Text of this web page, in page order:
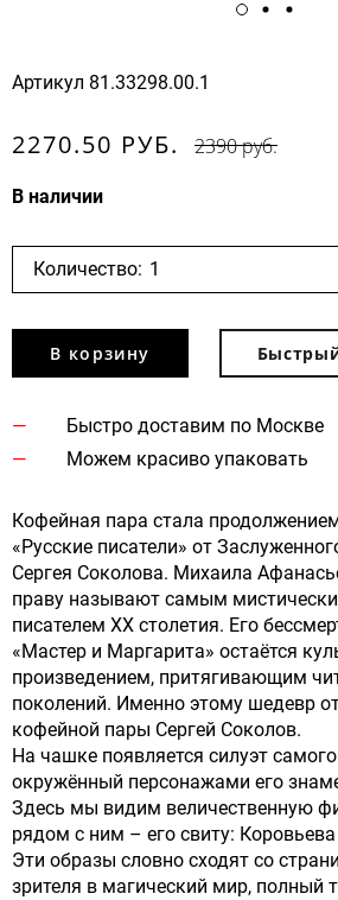
Артикул 81.33298.00.1
2270.50 РУБ. 2390 руб.
В наличии
Количество:
В корзину
Быстро доставим по Москве
Можем красиво упаковать
Кофейная пара стала
«Русские писатели» от
Сергея Соколова. Михаила
праву называют самым
писателем XX столетия. Его
«Мастер и Маргарита» остаётся
произведением, притягивающим
поколений. Именно этому шедевр
кофейной пары Сергей Соколов.
На чашке появляется силуэт
окружённый персонажами его
Здесь мы видим величественную
рядом с ним – его свиту:
Эти образы словно сходят со
зрителя в магический мир, полный